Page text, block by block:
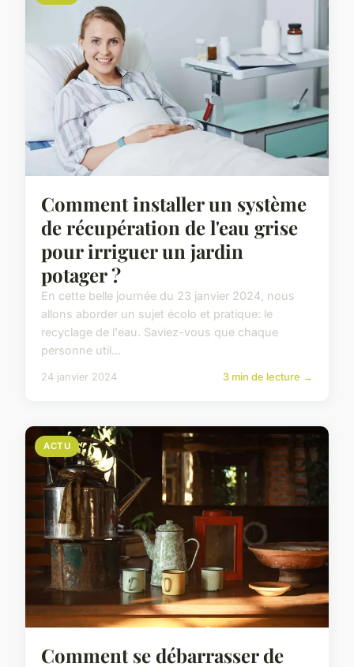
Comment installer un système
de récupération de l'eau grise
pour irriguer un jardin
potager ?
En cette belle journée du 23 janvier 2024, nous
allons aborder un sujet écolo et pratique: le
recyclage de l'eau. Saviez-vous que chaque
personne util...
24 janvier 2024 3 min de lecture →
ACTU
Comment se débarrasser de